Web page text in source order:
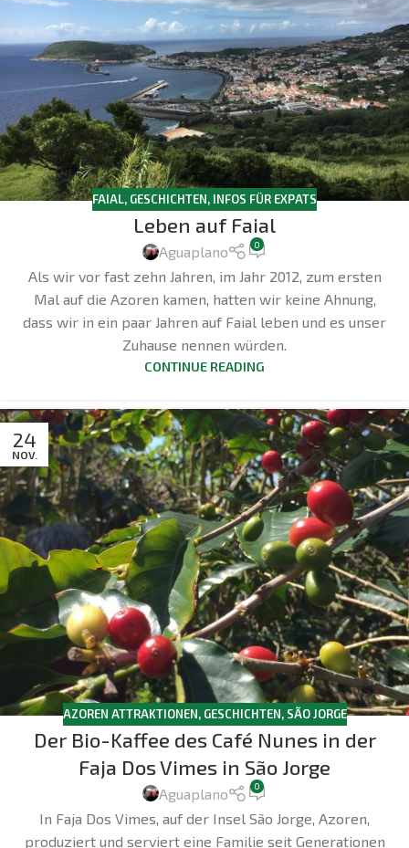
FAIAL, GESCHICHTEN, INFOS FÜR EXPATS
Leben auf Faial
Aguaplano 0
Als wir vor fast zehn Jahren, im Jahr 2012, zum ersten
Mal auf die Azoren kamen, hatten wir keine Ahnung,
dass wir in ein paar Jahren auf Faial leben und es unser
Zuhause nennen würden.
CONTINUE READING
24
NOV.
AZOREN ATTRAKTIONEN, GESCHICHTEN, SÃO JORGE
Der Bio-Kaffee des Café Nunes in der
Faja Dos Vimes in São Jorge
Aguaplano 0
In Faja Dos Vimes, auf der Insel São Jorge, Azoren,
produziert und serviert eine Familie seit Generationen